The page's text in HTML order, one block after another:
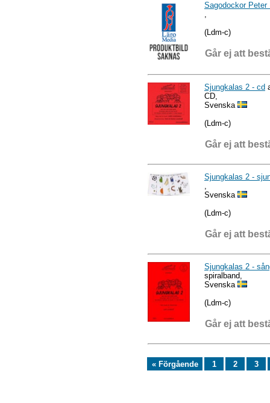
Sagodockor Peter
(Ldm-c)
Går ej att
Sjungkalas 2 - cd
CD,
Svenska
(Ldm-c)
Går ej att
Sjungkalas 2 -
Svenska
(Ldm-c)
Går ej att
Sjungkalas 2 -
spiralband,
Svenska
(Ldm-c)
Går ej att
« Förgående 1 2 3